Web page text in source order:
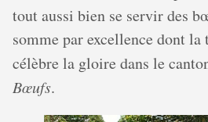
tout aussi bien se servir des
somme par excellence dont la
célèbre la gloire dans le
Bœufs.